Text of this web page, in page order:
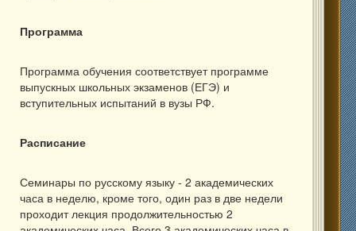
Программа
Программа обучения соответствует программе
выпускных школьных экзаменов (ЕГЭ) и
вступительных испытаний в вузы РФ.
Расписание
Семинары по русскому языку - 2 академических
часа в неделю, кроме того, один раз в две недели
проходит лекция продолжительностью 2